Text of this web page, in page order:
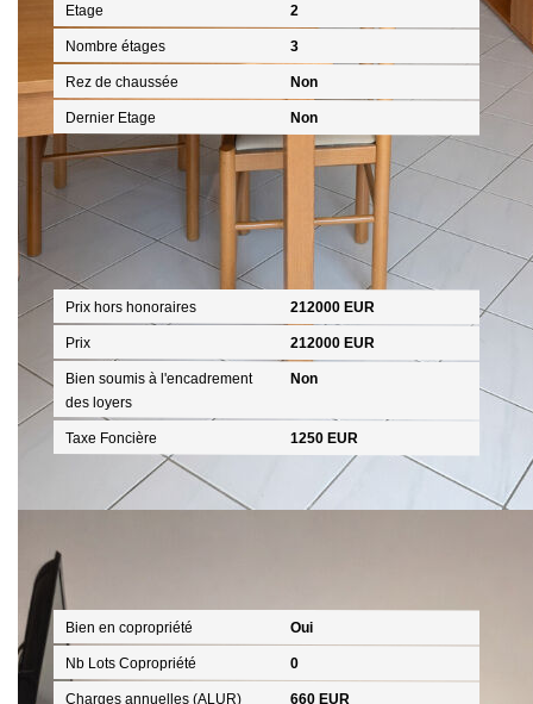
Etage 2
Nombre étages 3
Rez de chaussée Non
Dernier Etage Non
Aspects financiers
Prix hors honoraires 212000 EUR
Prix 212000 EUR
Bien soumis à l'encadrement
des loyers
Non
Taxe Foncière 1250 EUR
Bien en copropriété Oui
Nb Lots Copropriété 0
Charges annuelles (ALUR) 660 EUR